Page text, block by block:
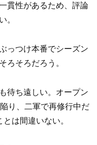
貫性があるため、評論
。
っつけ本番でシーズン
ろそろだろう。
待ち遠しい。オープン
り、二軍で再修行中だ
は間違いない。